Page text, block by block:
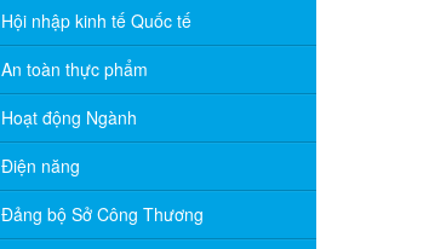
Hội nhập kinh tế Quốc tế
An toàn thực phẩm
Hoạt động Ngành
Điện năng
Đảng bộ Sở Công Thương